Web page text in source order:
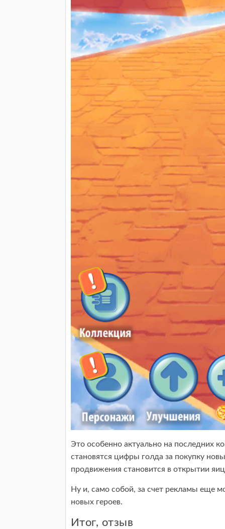
Это особенно актуально на последних
становятся цифры голда за покупку
продвижения становится в открытии
Ну и, само собой, за счет рекламы еще
новых героев.
Итог, отзыв